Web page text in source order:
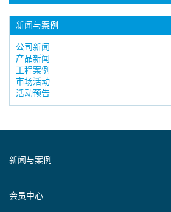
新闻与案例
公司新闻
产品新闻
工程案例
市场活动
活动预告
新闻与案例
会员中心